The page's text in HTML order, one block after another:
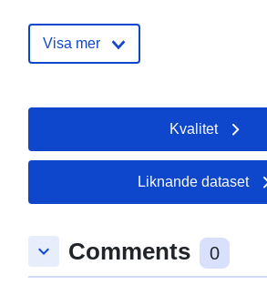
Läggs till i
February
Uppdaterad
16 May
Spatial: Koordinater:
48.3270687 ], [ 8.9148442,
Visa mer
Kvalitet
Liknande dataset
keyboard_arrow_down Comments 0